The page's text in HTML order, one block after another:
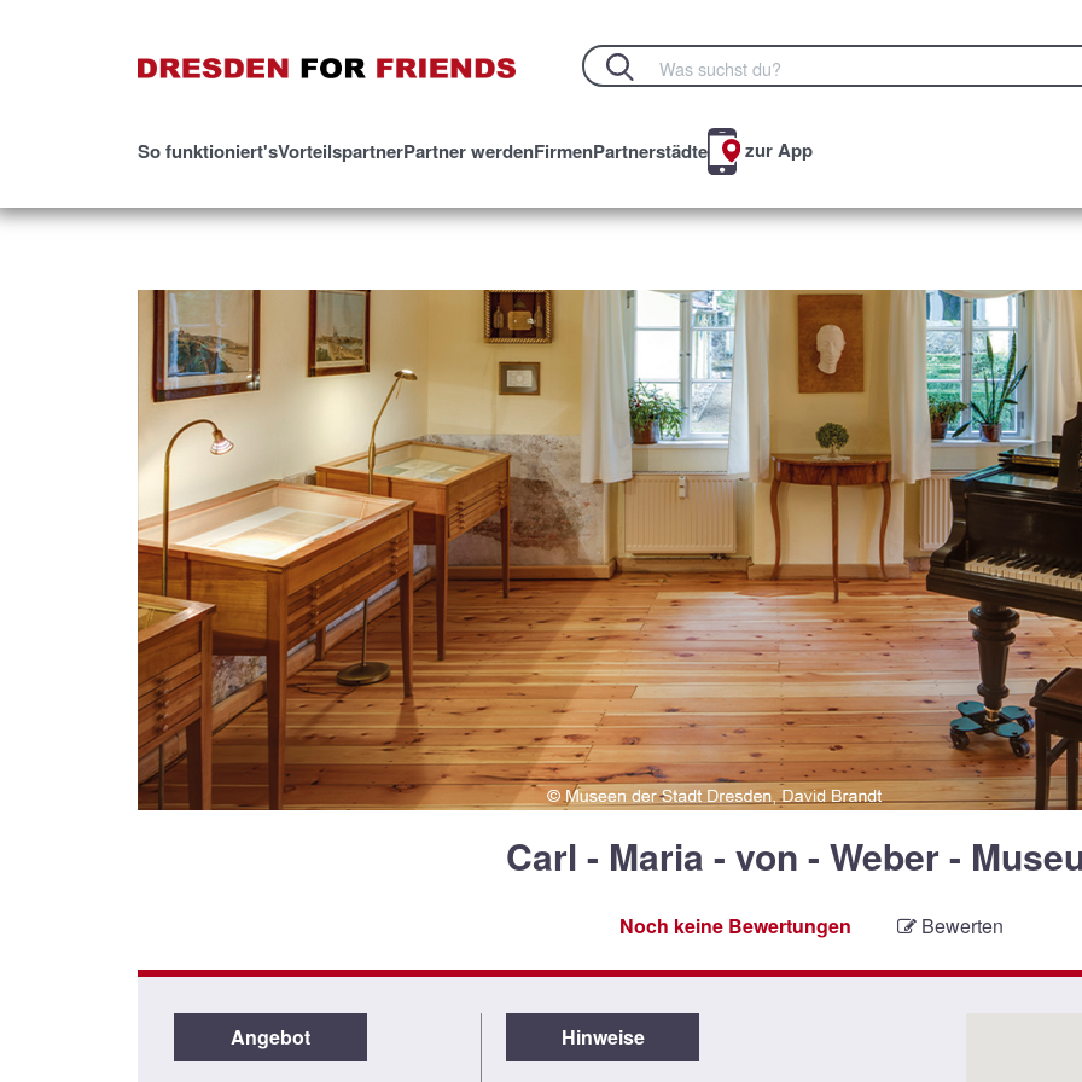
So funktioniert'sVorteilspartnerPartner werdenFirmenPartnerstädte zur App
Carl - Maria - von - Weber -
Noch keine Bewertungen Bewerten
Angebot Hinweise